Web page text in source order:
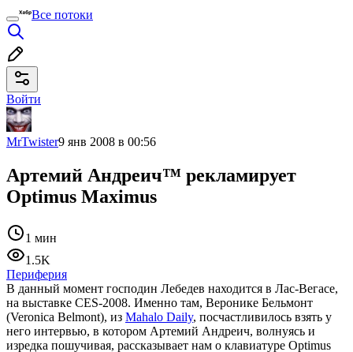
Все потоки
Войти
MrTwister9 янв 2008 в 00:56
Артемий Андреич™ рекламирует
Optimus Maximus
1 мин
1.5K
Периферия
В данный момент господин Лебедев находится в Лас-Вегасе,
на выставке CES-2008. Именно там, Веронике Бельмонт
(Veronica Belmont), из Mahalo Daily, посчастливилось взять у
него интервью, в котором Артемий Андреич, волнуясь и
изредка пошучивая, рассказывает нам о клавиатуре Optimus